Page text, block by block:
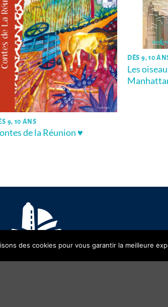
9, 10 ANS
de la Réunion ♥
DÈS 9, 10
Les
des cookies pour vous garantir la meilleure